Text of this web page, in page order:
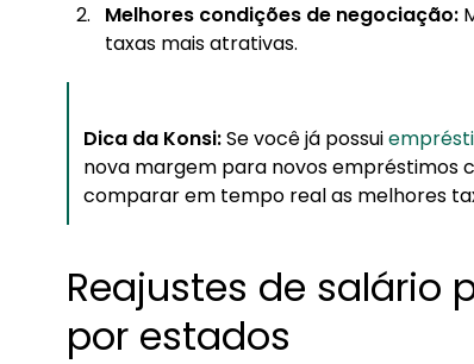
Melhores condições de negociação:
taxas mais atrativas.
Dica da Konsi:Se você já possui
nova margem para novos empréstimos
comparar em tempo real as melhores
Reajustes de salário
por estados